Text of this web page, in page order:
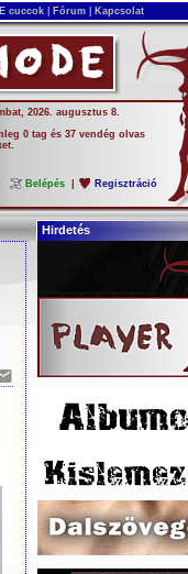
cuccok Fórum Kapcsolat
2026. augusztus 8.
0 tag és 37 vendég olvas
Belépés Regisztráció
Hirdetés